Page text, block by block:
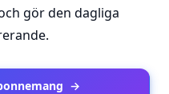
gör den dagliga
→